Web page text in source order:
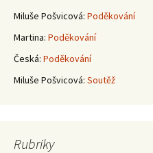
Miluše Pošvicová: Poděkování
Martina: Poděkování
Česká: Poděkování
Miluše Pošvicová: Soutěž
Rubriky